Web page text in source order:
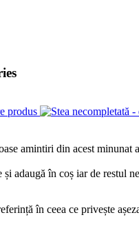
amintiri din acest
adaugă în coș iar de restul
în ceea ce privește